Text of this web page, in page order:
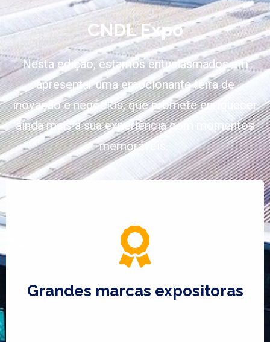
CNDL Expo
Nesta edição, estamos entusiasmados em
apresentar uma emocionante feira de
inovação e negócios, que promete enriquecer
ainda mais a sua experiência com momentos
memoráveis.
Grandes marcas expositoras